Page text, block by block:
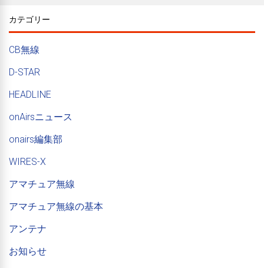
カテゴリー
CB無線
D-STAR
HEADLINE
onAirsニュース
onairs編集部
WIRES-X
アマチュア無線
アマチュア無線の基本
アンテナ
お知らせ